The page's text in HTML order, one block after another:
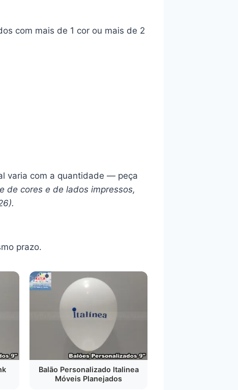
com mais de 1 cor ou mais de 2
varia com a quantidade — peça
de cores e de lados impressos,
prazo.
Balão Personalizado Italinea
Móveis Planejados